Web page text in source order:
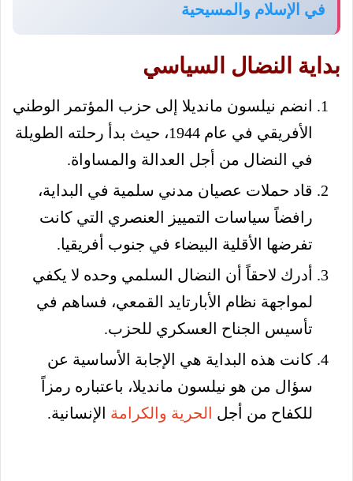
في الإسلام والمسيحية
بداية النضال السياسي
انضم نيلسون مانديلا إلى حزب المؤتمر الوطني
الأفريقي في عام 1944، حيث بدأ رحلته الطويلة
في النضال من أجل العدالة والمساواة.
قاد حملات عصيان مدني سلمية في البداية،
رافضاً سياسات التمييز العنصري التي كانت
تفرضها الأقلية البيضاء في جنوب أفريقيا.
أدرك لاحقاً أن النضال السلمي وحده لا يكفي
لمواجهة نظام الأبارتايد القمعي، فساهم في
تأسيس الجناح العسكري للحزب.
كانت هذه البداية هي الإجابة الأساسية عن
سؤال من هو نيلسون مانديلا، باعتباره رمزاً
للكفاح من أجل الحرية والكرامة الإنسانية.